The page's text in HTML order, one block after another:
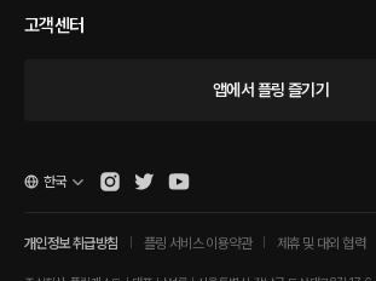
고객센터
앱에서 플링 즐기기
개인정보 취급방침 플링 서비스 이용약관 제휴 및 대외 협력
한국